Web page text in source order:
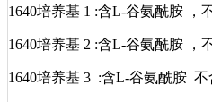
1640培养基 1 :含L-谷氨酰胺 ，
1640培养基 2 :含L-谷氨酰胺 ，
1640培养基 3 :含L-谷氨酰胺